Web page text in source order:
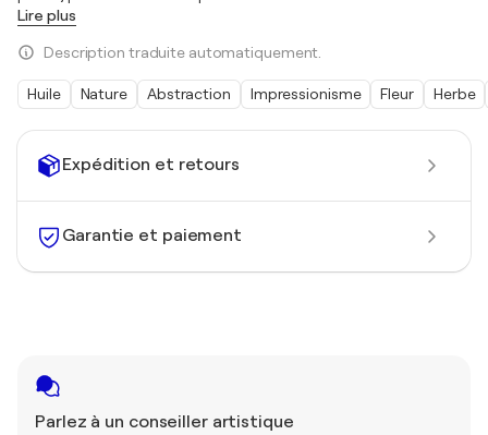
Expédition et retours
Garantie et paiement
Parlez à un conseiller artistique
Lire plus
Description traduite automatiquement.
Huile Nature Abstraction Impressionisme Fleur Herbe